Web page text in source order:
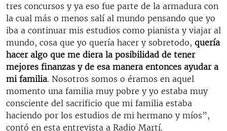
tres concursos y ya eso fue parte de la armadura con
la cual más o menos salí al mundo pensando que yo
iba a continuar mis estudios como pianista y viajar al
mundo, cosa que yo quería hacer y sobretodo, quería
hacer algo que me diera la posibilidad de tener
mejores finanzas y de esa manera entonces ayudar a
mi familia. Nosotros somos o éramos en aquel
momento una familia muy pobre y yo estaba muy
consciente del sacrificio que mi familia estaba
haciendo por los estudios de mi hermano y míos”,
contó en esta entrevista a Radio Martí.